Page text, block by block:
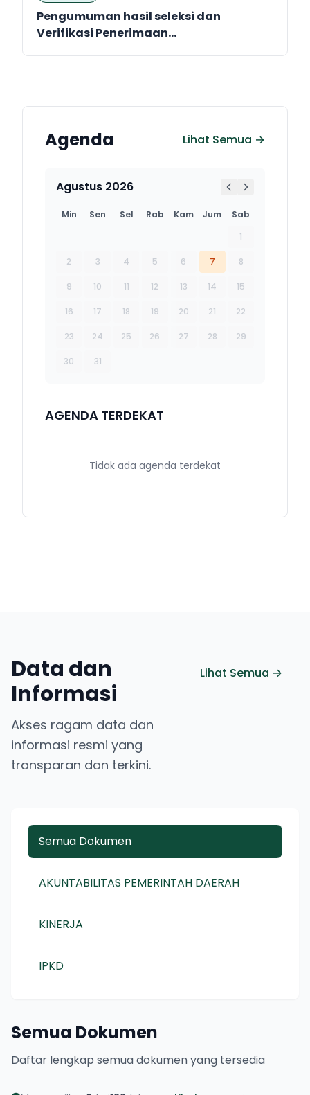
Pengumuman hasil seleksi dan
Verifikasi Penerimaan...
Agenda Lihat Semua →
Agustus 2026
Min Sen Sel Rab Kam Jum
Sab
1
2 3 4 5 6 7 8
9 10 11 12 13 14 15
16 17 18 19 20 21 22
23 24 25 26 27 28 29
30 31
AGENDA TERDEKAT
Tidak ada agenda terdekat
Data dan
Informasi
Akses ragam data dan
informasi resmi yang
transparan dan terkini.
Lihat Semua →
Semua Dokumen
AKUNTABILITAS PEMERINTAH DAERAH
KINERJA
IPKD
Semua Dokumen
Daftar lengkap semua dokumen yang tersedia